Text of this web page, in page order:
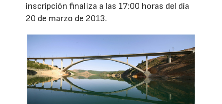
inscripción finaliza a las 17:00 horas del día
20 de marzo de 2013.